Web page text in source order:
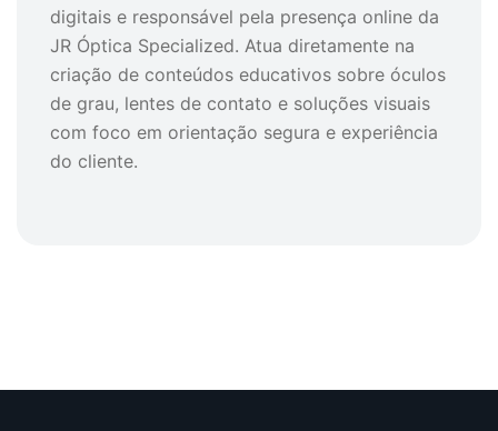
digitais e responsável pela presença online da
JR Óptica Specialized. Atua diretamente na
criação de conteúdos educativos sobre óculos
de grau, lentes de contato e soluções visuais
com foco em orientação segura e experiência
do cliente.